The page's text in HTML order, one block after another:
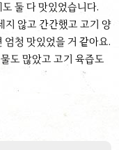
둘 다 맛있었습니다.
않고 간간했고 고기 양
청 맛있었을 거 같아요.
도 많았고 고기 육즙도